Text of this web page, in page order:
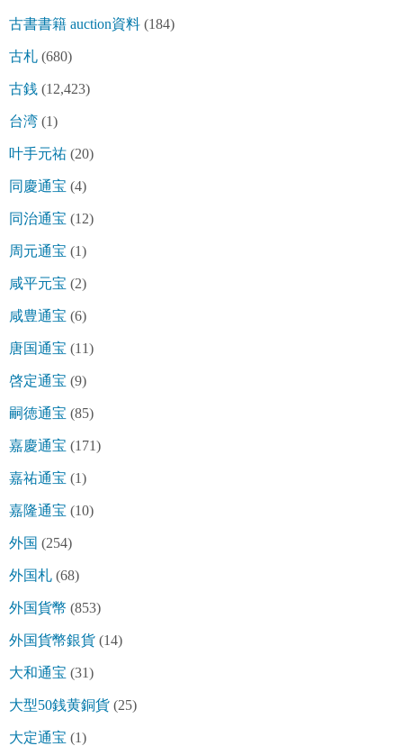
古書書籍 auction資料 (184)
古札 (680)
古銭 (12,423)
台湾 (1)
叶手元祐 (20)
同慶通宝 (4)
同治通宝 (12)
周元通宝 (1)
咸平元宝 (2)
咸豊通宝 (6)
唐国通宝 (11)
啓定通宝 (9)
嗣徳通宝 (85)
嘉慶通宝 (171)
嘉祐通宝 (1)
嘉隆通宝 (10)
外国 (254)
外国札 (68)
外国貨幣 (853)
外国貨幣銀貨 (14)
大和通宝 (31)
大型50銭黄銅貨 (25)
大定通宝 (1)